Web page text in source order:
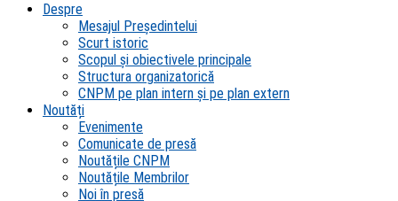
Despre
Mesajul Președintelui
Scurt istoric
Scopul şi obiectivele principale
Structura organizatorică
CNPM pe plan intern şi pe plan extern
Noutăți
Evenimente
Comunicate de presă
Noutățile CNPM
Noutățile Membrilor
Noi în presă